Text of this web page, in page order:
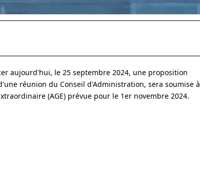
aujourd'hui, le 25 septembre 2024, une proposition
réunion du Conseil d'Administration, sera soumise à
(AGE) prévue pour le 1er novembre 2024.